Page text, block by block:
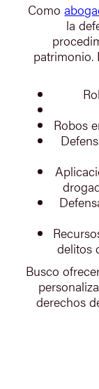
Como
la
patrimonio.
Robos
delitos
Busco
derechos